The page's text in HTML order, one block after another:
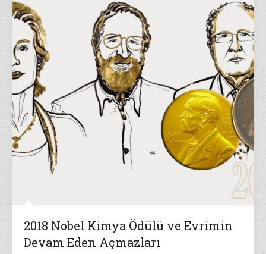
2018 Nobel Kimya Ödülü ve Evrimin
Devam Eden Açmazları